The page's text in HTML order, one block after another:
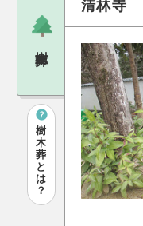
樹
木
葬
と
は
？
清林寺